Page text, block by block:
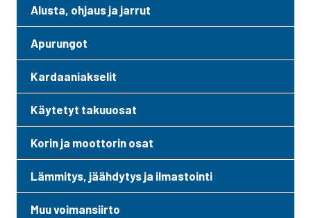
Alusta, ohjaus ja jarrut
Apurungot
Kardaaniakselit
Käytetyt takuuosat
Korin ja moottorin osat
Lämmitys, jäähdytys ja ilmastointi
Muu voimansiirto